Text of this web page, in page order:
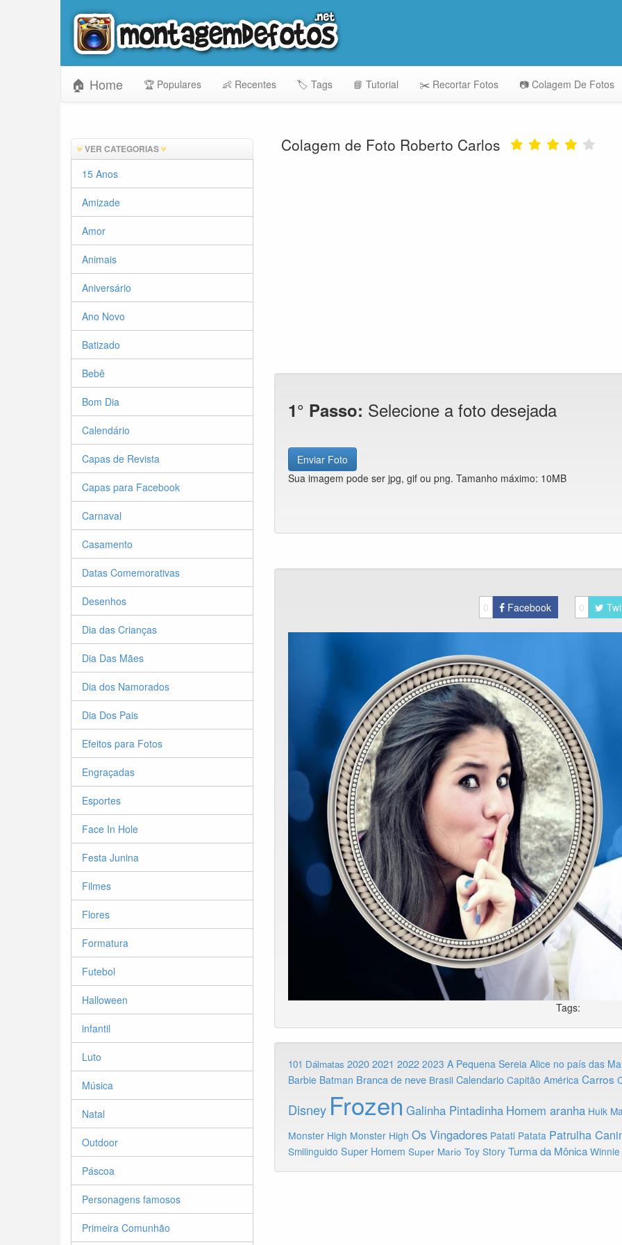
🏠 Home 🏆 Populares 👶 Recentes 🏷️ Tags 📘 Tutorial ✂️ Recortar Fotos 📷 Colagem De Fotos
VER CATEGORIAS
15 Anos
Amizade
Amor
Animais
Aniversário
Ano Novo
Batizado
Bebê
Bom Dia
Calendário
Capas de Revista
Capas para Facebook
Carnaval
Casamento
Datas Comemorativas
Desenhos
Dia das Crianças
Dia Das Mães
Dia dos Namorados
Dia Dos Pais
Efeitos para Fotos
Engraçadas
Esportes
Face In Hole
Festa Junina
Filmes
Flores
Formatura
Futebol
Halloween
infantil
Luto
Música
Natal
Outdoor
Páscoa
Personagens famosos
Primeira Comunhão
Colagem de Foto Roberto Carlos
1° Passo: Selecione a foto desejada
Enviar Foto
Sua imagem pode ser jpg, gif ou png. Tamanho máximo: 10MB
0 Facebook 0
Tags:
101 Dálmatas 2020 2021 2022 2023 A Pequena Sereia Alice no país das
Barbie Batman Branca de neve Brasil Calendario Capitão América Carros
Disney Frozen Galinha Pintadinha Homem aranha Hulk
Monster High Monster High Os Vingadores Patati Patata Patrulha
Smilinguido Super Homem Super Mario Toy Story Turma da Mônica